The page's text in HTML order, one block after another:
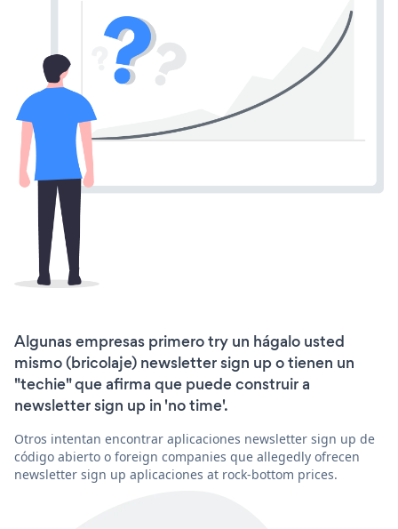
Algunas empresas primero try un hágalo usted
mismo (bricolaje) newsletter sign up o tienen un
"techie" que afirma que puede construir a
newsletter sign up in 'no time'.
Otros intentan encontrar aplicaciones newsletter sign up de
código abierto o foreign companies que allegedly ofrecen
newsletter sign up aplicaciones at rock-bottom prices.